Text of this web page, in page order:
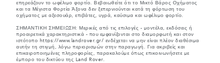
επηρεάζουν το ωφέλιμο φορτίο. Βεβαιωθείτε ότι το Μικτό Βάρος Οχήματος
και τα Μέγιστα Φορτία Άξονα δεν ξεπερνιούνται κατά τη φόρτωση του
οχήματος με αξεσουάρ, επιβάτες, υγρά, καύσιμα και ωφέλιμο φορτίο.
ΣΗΜΑΝΤΙΚΗ ΣΗΜΕΙΩΣΗ: Μερικές από τις επιλογές - μοντέλα, εκδόσεις ή
προαιρετικά χαρακτηριστικά - που εμφανίζονται στο διαμορφωτή και στον
ιστότοπο https://www.landrover.gr/ ενδέχεται να μην είναι πλέον διαθέσιμα
αυτήν τη στιγμή, λόγω περιορισμών στην παραγωγή. Για ακριβείς και
επικαιροποιημένες πληροφορίες, παρακαλούμε όπως επικοινωνήσετε με
έμπορο του δικτύου της Land Rover.